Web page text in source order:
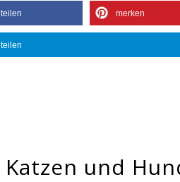
teilen merken
teilen
Katzen und